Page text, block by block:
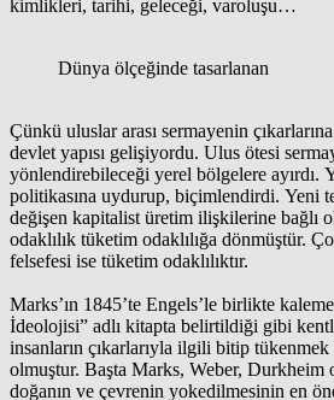
kimlikleri, tarihi, geleceği, varoluşu…
Dünya ölçeğinde tasarlanan
Çünkü uluslar arası sermayenin
devlet yapısı gelişiyordu. Ulus ötesi
yönlendirebileceği yerel bölgelere ayırdı.
politikasına uydurup, biçimlendirdi. Yeni
değişen kapitalist üretim ilişkilerine bağlı
odaklılık tüketim odaklılığa dönmüştür.
felsefesi ise tüketim odaklılıktır.
Marks’ın 1845’te Engels’le birlikte
İdeolojisi” adlı kitapta belirtildiği gibi
insanların çıkarlarıyla ilgili bitip tükenmek
olmuştur. Başta Marks, Weber, Durkheim
doğanın ve çevrenin yokedilmesinin en